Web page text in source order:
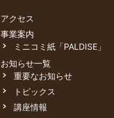
アクセス
事業案内
ミニコミ紙「PALDISE」
お知らせ一覧
重要なお知らせ
トピックス
講座情報